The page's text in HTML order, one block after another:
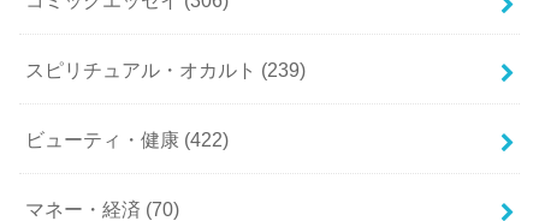
スピリチュアル・オカルト (239)
ビューティ・健康 (422)
マネー・経済 (70)